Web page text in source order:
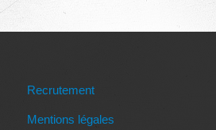
Recrutement
Mentions légales